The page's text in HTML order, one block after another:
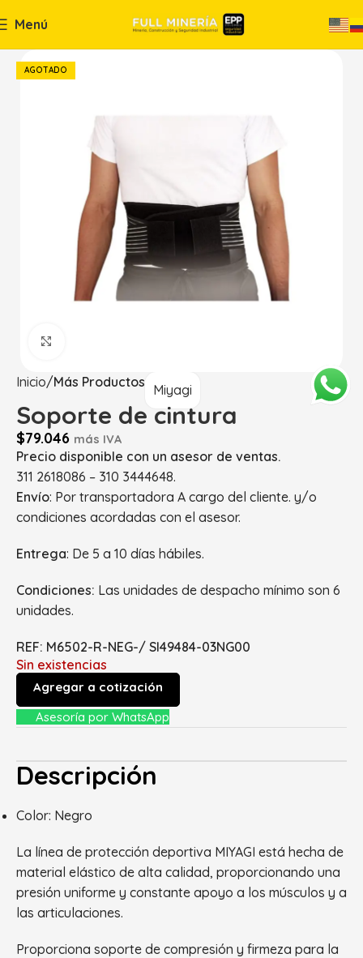
Menú
AGOTADO
Inicio Más Productos Miyagi
Soporte de cintura
$79.046 más IVA
Precio disponible con un asesor de ventas.
311 2618086 – 310 3444648.
Envío: Por transportadora A cargo del cliente. y/o
condiciones acordadas con el asesor.
Entrega: De 5 a 10 días hábiles.
Condiciones: Las unidades de despacho mínimo son 6
unidades.
REF: M6502-R-NEG-/ SI49484-03NG00
Sin existencias
Agregar a cotización
Asesoría por WhatsApp
Descripción
Color: Negro
La línea de protección deportiva MIYAGI está hecha de
material elástico de alta calidad, proporcionando una
presión uniforme y constante apoyo a los músculos y a
las articulaciones.
Proporciona soporte de compresión y firmeza para la